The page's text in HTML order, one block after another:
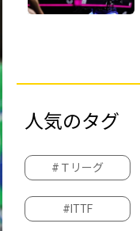
人気のタグ
#Ｔリーグ
#ITTF